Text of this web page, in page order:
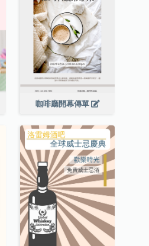
咖啡廳開幕傳單